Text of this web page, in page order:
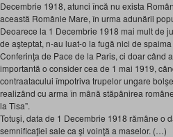
Decembrie 1918, atunci încă nu exista
această Românie Mare, în urma adunării
Deoarece la 1 Decembrie 1918 mai mult de
de aşteptat, n-au luat-o la fugă nici de
Conferinţa de Pace de la Paris, ci doar când
importantă o consider cea de 1 mai 1919,
contraatacului împotriva trupelor ungare
realizând cu arma în mână stăpânirea
la Tisa”.
Totuşi, data de 1 Decembrie 1918 rămâne o
semnificaţiei sale ca şi voinţă a maselor. (…)